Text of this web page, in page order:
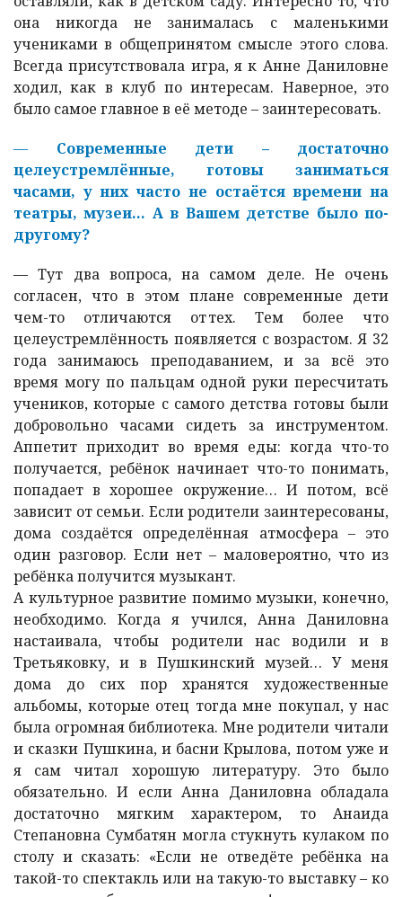
она никогда не занималась с маленькими
учениками в общепринятом смысле этого слова.
Всегда присутствовала игра, я к Анне Даниловне
ходил, как в клуб по интересам. Наверное, это
было самое главное в её методе – заинтересовать.
— Современные дети – достаточно
целеустремлённые, готовы заниматься
часами, у них часто не остаётся времени на
театры, музеи… А в Вашем детстве было по-
другому?
—Тут два вопроса, на самом деле. Не очень
согласен, что в этом плане современные дети
чем-то отличаются от тех. Тем более что
целеустремлённость появляется с возрастом. Я 32
года занимаюсь преподаванием, и за всё это
время могу по пальцам одной руки пересчитать
учеников, которые с самого детства готовы были
добровольно часами сидеть за инструментом.
Аппетит приходит во время еды: когда что-то
получается, ребёнок начинает что-то понимать,
попадает в хорошее окружение… И потом, всё
зависит от семьи. Если родители заинтересованы,
дома создаётся определённая атмосфера – это
один разговор. Если нет – маловероятно, что из
ребёнка получится музыкант.
А культурное развитие помимо музыки, конечно,
необходимо. Когда я учился, Анна Даниловна
настаивала, чтобы родители нас водили и в
Третьяковку, и в Пушкинский музей… У меня
дома до сих пор хранятся художественные
альбомы, которые отец тогда мне покупал, у нас
была огромная библиотека. Мне родители читали
и сказки Пушкина, и басни Крылова, потом уже и
я сам читал хорошую литературу. Это было
обязательно. И если Анна Даниловна обладала
достаточно мягким характером, то Анаида
Степановна Сумбатян могла стукнуть кулаком по
столу и сказать: «Если не отведёте ребёнка на
такой-то спектакль или на такую-то выставку – ко